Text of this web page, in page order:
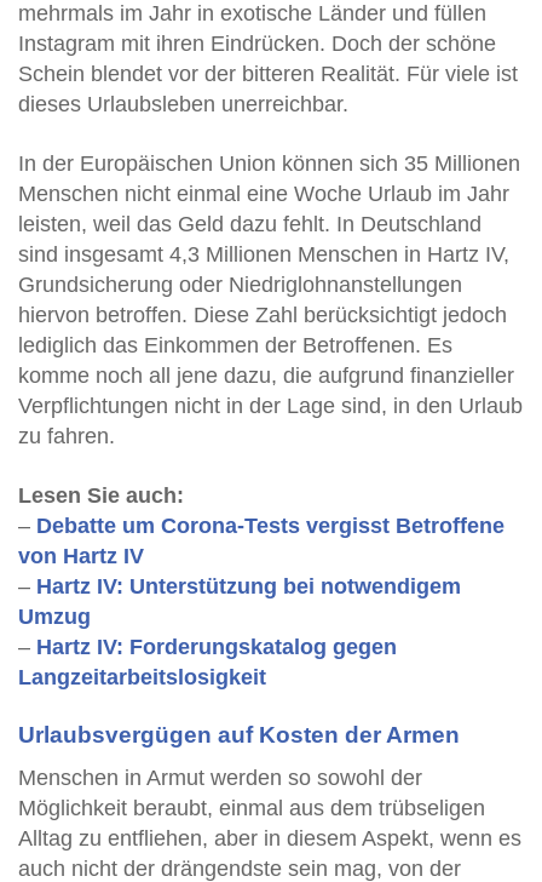
mehrmals im Jahr in exotische Länder und füllen
Instagram mit ihren Eindrücken. Doch der schöne
Schein blendet vor der bitteren Realität. Für viele ist
dieses Urlaubsleben unerreichbar.
In der Europäischen Union können sich 35 Millionen
Menschen nicht einmal eine Woche Urlaub im Jahr
leisten, weil das Geld dazu fehlt. In Deutschland
sind insgesamt 4,3 Millionen Menschen in Hartz IV,
Grundsicherung oder Niedriglohnanstellungen
hiervon betroffen. Diese Zahl berücksichtigt jedoch
lediglich das Einkommen der Betroffenen. Es
komme noch all jene dazu, die aufgrund finanzieller
Verpflichtungen nicht in der Lage sind, in den Urlaub
zu fahren.
Lesen Sie auch:
– Debatte um Corona-Tests vergisst Betroffene
von Hartz IV
– Hartz IV: Unterstützung bei notwendigem
Umzug
– Hartz IV: Forderungskatalog gegen
Langzeitarbeitslosigkeit
Urlaubsvergügen auf Kosten der Armen
Menschen in Armut werden so sowohl der
Möglichkeit beraubt, einmal aus dem trübseligen
Alltag zu entfliehen, aber in diesem Aspekt, wenn es
auch nicht der drängendste sein mag, von der